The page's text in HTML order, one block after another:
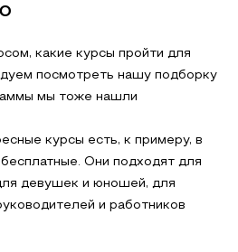
какие курсы пройти для
посмотреть нашу подборку
мы тоже нашли
курсы есть, к примеру, в
Они подходят для
девушек и юношей, для
и работников